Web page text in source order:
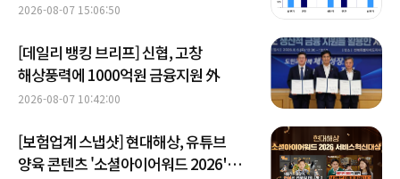
2026-08-07 15:06:50
[데일리 뱅킹 브리프] 신협, 고창
해상풍력에 1000억원 금융지원 外
2026-08-07 10:42:00
[보험업계 스냅샷] 현대해상, 유튜브
양육 콘텐츠 '소셜아이어워드 2026'